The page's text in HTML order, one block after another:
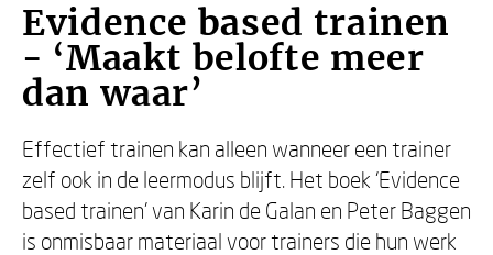
Evidence based trainen
- ‘Maakt belofte meer
dan waar’
Effectief trainen kan alleen wanneer een trainer
zelf ook in de leermodus blijft. Het boek ‘Evidence
based trainen’ van Karin de Galan en Peter Baggen
is onmisbaar materiaal voor trainers die hun werk